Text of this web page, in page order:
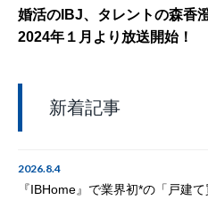
婚活のIBJ、タレントの森香
2024年１月より放送開始！
新着記事
2026.8.4
『IBHome』で業界初*の「戸建